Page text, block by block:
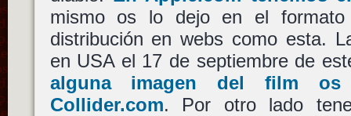
mismo os lo dejo en el
distribución en webs como esta.
en USA el 17 de septiembre de
alguna imagen del film
Collider.com. Por otro lado